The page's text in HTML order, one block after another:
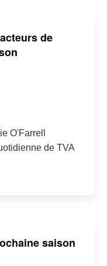
de
O'Farrell
de TVA
saison